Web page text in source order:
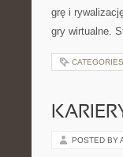
grę i
gry wirtualne.
POSTED BY